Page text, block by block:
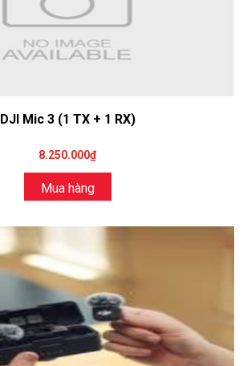
DJI Mic 3 (1 TX + 1 RX)
8.250.000₫
Mua hàng